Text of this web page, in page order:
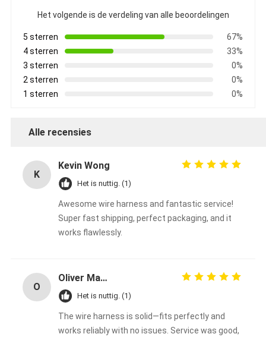
Het volgende is de verdeling van alle beoordelingen
5 sterren
67%
4 sterren
33%
3 sterren
0%
2 sterren
0%
1 sterren
0%
Alle recensies
K
Kevin Wong
Het is nuttig. (1)
Awesome wire harness and fantastic service!
Super fast shipping, perfect packaging, and it
works flawlessly.
O
Oliver Martinez
Het is nuttig. (1)
The wire harness is solid—fits perfectly and
works reliably with no issues. Service was good,